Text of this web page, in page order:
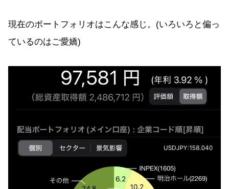
現在のポートフォリオはこんな感じ。(いろいろと偏っ
ているのはご愛嬌)